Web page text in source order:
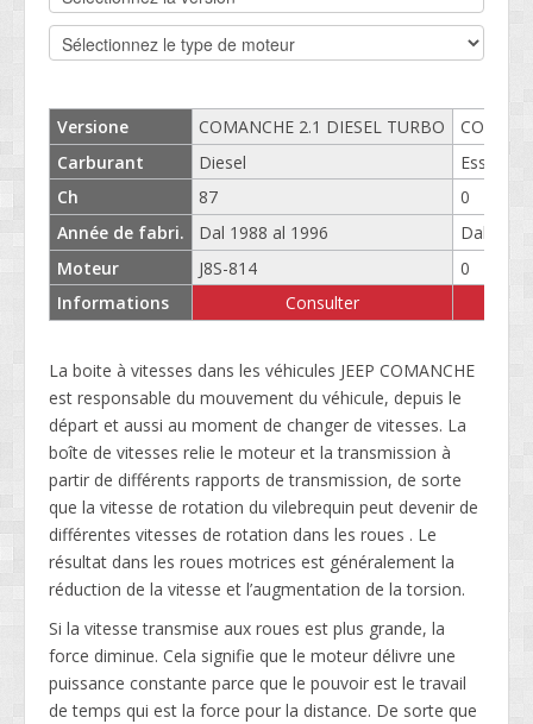
Versione
Carburant
Ch
Année de fabri.
Moteur
Informations
COMANCHE 2.1 DIESEL TURBO
Diesel
87
Dal 1988 al 1996
J8S-814
Consulter
Essence
0
Dal
0
La boite à vitesses dans les véhicules JEEP COMANCHE
est responsable du mouvement du véhicule, depuis le
départ et aussi au moment de changer de vitesses. La
boîte de vitesses relie le moteur et la transmission à
partir de différents rapports de transmission, de sorte
que la vitesse de rotation du vilebrequin peut devenir de
différentes vitesses de rotation dans les roues . Le
résultat dans les roues motrices est généralement la
réduction de la vitesse et l’augmentation de la torsion.
Si la vitesse transmise aux roues est plus grande, la
force diminue. Cela signifie que le moteur délivre une
puissance constante parce que le pouvoir est le travail
de temps qui est la force pour la distance. De sorte que